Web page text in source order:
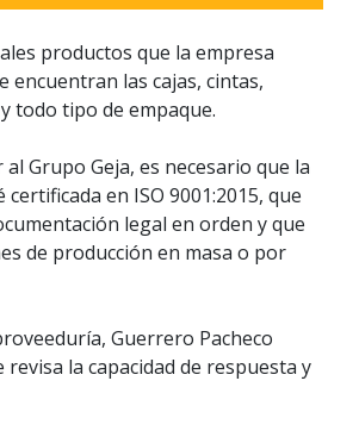
productos que la empresa
encuentran las cajas, cintas,
todo tipo de empaque.
Grupo Geja, es necesario que la
en ISO 9001:2015, que
legal en orden y que
de producción en masa o por
Guerrero Pacheco
revisa la capacidad de respuesta y